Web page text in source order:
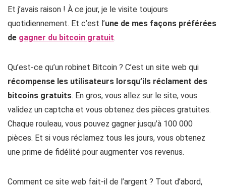
Et j’avais raison ! À ce jour, je le visite toujours
quotidiennement. Et c’est l’une de mes façons préférées
de gagner du bitcoin gratuit.
Qu’est-ce qu’un robinet Bitcoin ? C’est un site web qui
récompense les utilisateurs lorsqu’ils réclament des
bitcoins gratuits. En gros, vous allez sur le site, vous
validez un captcha et vous obtenez des pièces gratuites.
Chaque rouleau, vous pouvez gagner jusqu’à 100 000
pièces. Et si vous réclamez tous les jours, vous obtenez
une prime de fidélité pour augmenter vos revenus.
Comment ce site web fait-il de l’argent ? Tout d’abord,